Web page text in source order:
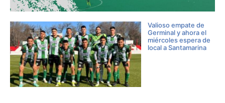
Valioso empate de
Germinal y ahora el
miércoles espera de
local a Santamarina